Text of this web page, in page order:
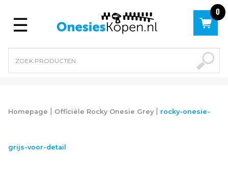
Menu
0
Homepage | Officiële Rocky Onesie Grey| rocky-onesie-
grijs-voor-detail